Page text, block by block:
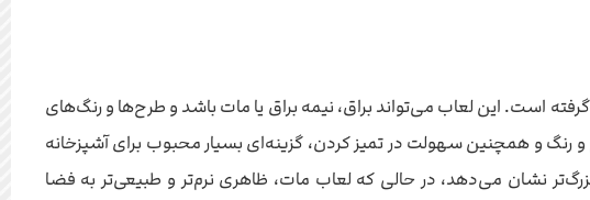
است. این لعاب می‌تواند براق، نیمه براق یا مات باشد و طرح‌ها و رنگ‌های
و همچنین سهولت در تمیز کردن، گزینه‌ای بسیار محبوب برای آشپزخانه
نشان می‌دهد، در حالی که لعاب مات، ظاهری نرم‌تر و طبیعی‌تر به فضا